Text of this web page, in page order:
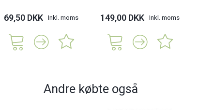
69,50 DKK Inkl. moms 149,00 DKK Inkl. moms
Andre købte også